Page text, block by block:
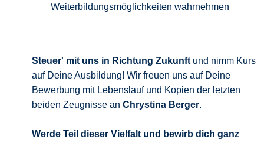
Weiterbildungsmöglichkeiten wahrnehmen
Steuer' mit uns in Richtung Zukunft und nimm Kurs
auf Deine Ausbildung! Wir freuen uns auf Deine
Bewerbung mit Lebenslauf und Kopien der letzten
beiden Zeugnisse an Chrystina Berger.
Werde Teil dieser Vielfalt und bewirb dich ganz